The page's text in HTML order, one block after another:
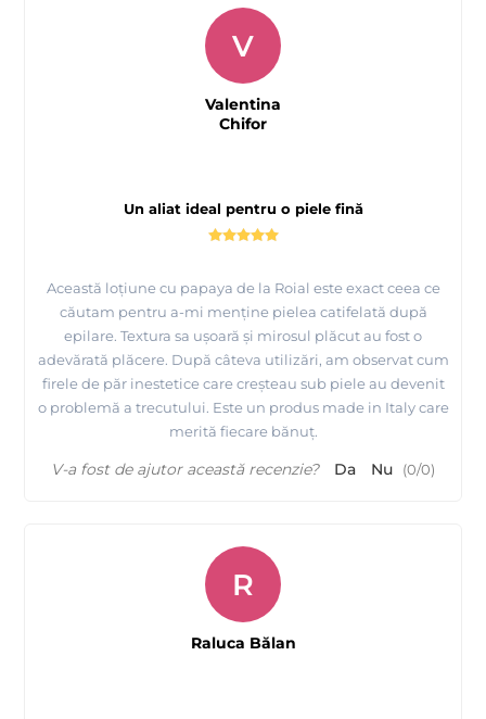
Un aliat ideal pentru o piele fină
Această loțiune cu papaya de la Roial este exact ceea ce
căutam pentru a-mi menține pielea catifelată după
epilare. Textura sa ușoară și mirosul plăcut au fost o
adevărată plăcere. După câteva utilizări, am observat cum
firele de păr inestetice care creșteau sub piele au devenit
o problemă a trecutului. Este un produs made in Italy care
merită fiecare bănuț.
V
Valentina
Chifor
V-a fost de ajutor această recenzie? Da Nu (0/0)
R
Raluca Bălan